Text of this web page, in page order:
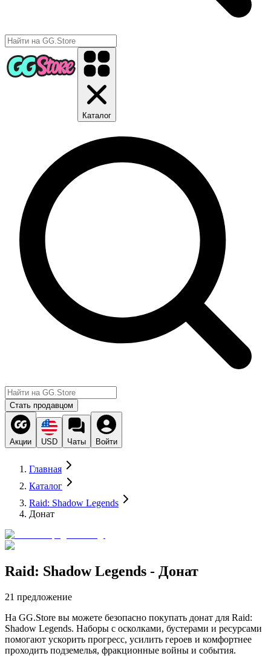
Каталог
Стать продавцом
Акции USD Чаты Войти
Главная
Каталог
Raid: Shadow Legends
Донат
Raid: Shadow Legends - Донат
21 предложение
На GG.Store вы можете безопасно покупать донат для Raid:
Shadow Legends. Наборы с осколками, бустерами и ресурсами
помогают ускорить прогресс, усилить героев и комфортнее
проходить подземелья, фракционные войны и события.